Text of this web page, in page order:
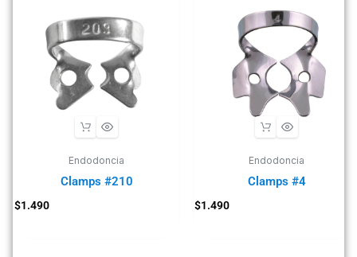
Endodoncia
Clamps #210
$1.490
Endodoncia
Clamps #4
$1.490